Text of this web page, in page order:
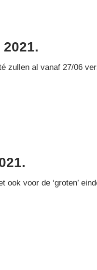
zullen al vanaf 27/06
voor de ‘groten’